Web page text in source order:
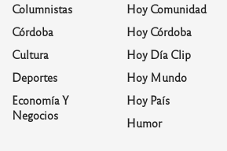
Columnistas
Córdoba
Cultura
Deportes
Economía Y
Negocios
Hoy Comunidad
Hoy Córdoba
Hoy Día Clip
Hoy Mundo
Hoy País
Humor